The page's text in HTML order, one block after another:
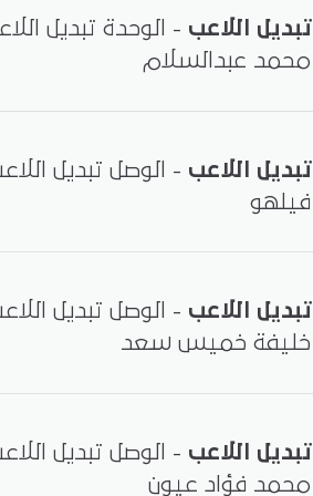
تبديل اللاعب - الوحدة تبديل
محمد عبدالسلام
تبديل اللاعب - الوصل تبديل
فيلهو
تبديل اللاعب - الوصل تبديل
خليفة خميس سعد
تبديل اللاعب
محمد فؤاد عيون